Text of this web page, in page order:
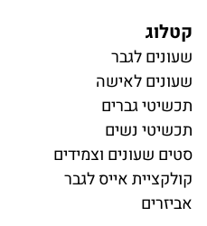
קטלוג
שעונים לגבר
שעונים לאישה
תכשיטי גברים
תכשיטי נשים
סטים שעונים וצמידים
קולקציית אייס לגבר
אביזרים